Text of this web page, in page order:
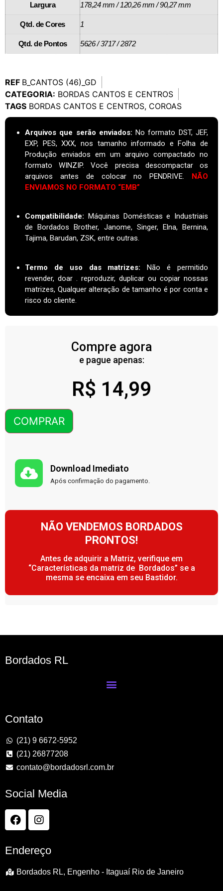
Largura 178,24 mm / 120,26 mm / 90,27 mm
Qtd. de Cores 1
Qtd. de Pontos 5626 / 3717 / 2872
REF B_CANTOS (46)_GD
CATEGORIA: BORDAS CANTOS E CENTROS
TAGS BORDAS CANTOS E CENTROS, COROAS
Arquivos que serão enviados: No formato DST, JEF,
EXP, PES, XXX, nos tamanho informado e Folha de
Produção enviados em um arquivo compactado no
formato WINZIP. Você precisa descompactar os
arquivos antes de colocar no PENDRIVE. NÃO
ENVIAMOS NO FORMATO “EMB”
Compatibilidade: Máquinas Domésticas e Industriais
de Bordados Brother, Janome, Singer, Elna, Bernina,
Tajima, Barudan, ZSK, entre outras.
Termo de uso das matrizes:
Não é permitido
revender, doar . reproduzir, duplicar ou copiar nossas
matrizes, Qualquer alteração de tamanho é por conta e
risco do cliente.
Compre agora
e pague apenas:
R$ 14,99
COMPRAR
Download Imediato
Após confirmação do pagamento.
NÃO VENDEMOS BORDADOS
PRONTOS!
Antes de adquirir a Matriz, verifique em
“Características da matriz de Bordados” se a
mesma se encaixa em seu Bastidor.
Bordados RL
Contato
(21) 9 6672-5952
(21) 26877208
contato@bordadosrl.com.br
Social Media
Endereço
Bordados RL, Engenho - Itaguaí Rio de Janeiro